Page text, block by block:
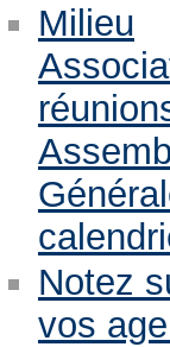
Milieu
Notez
vos